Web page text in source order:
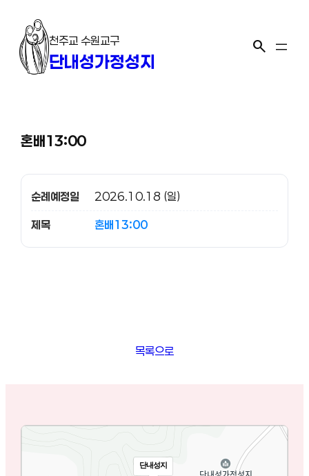
천주교 수원교구
단내성가정성지 search
혼배13:00
순례예정일 2026.10.18 (일)
제목 혼배13:00
목록으로
단내성지